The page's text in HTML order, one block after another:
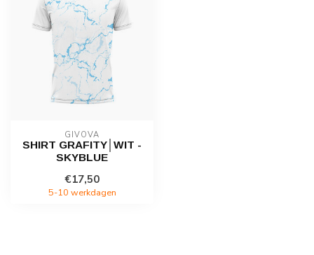
GIVOVA
SHIRT GRAFITY│WIT -
SKYBLUE
€17,50
5-10 werkdagen